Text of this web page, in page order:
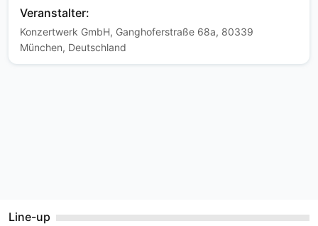
Veranstalter:
Konzertwerk GmbH, Ganghoferstraße 68a, 80339
München, Deutschland
Line-up